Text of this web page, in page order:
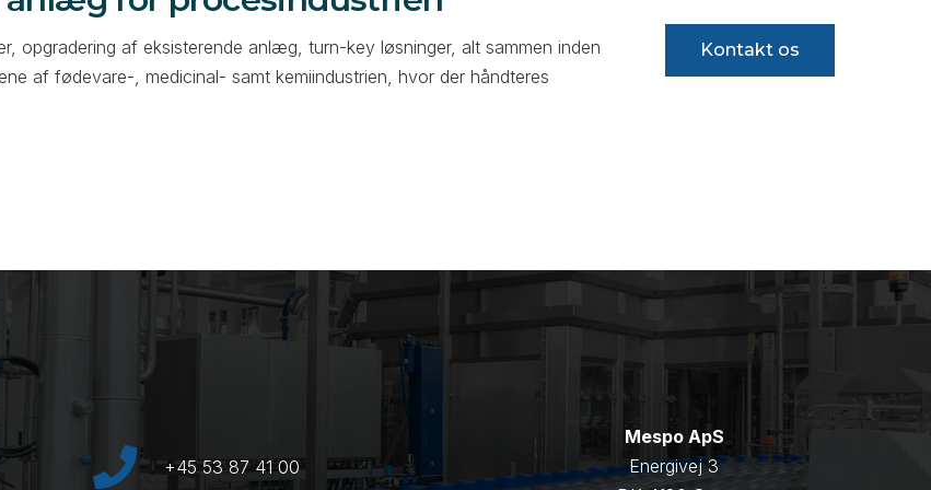
opgradering af eksisterende anlæg, turn-key løsninger, alt sammen inden
af fødevare-, medicinal- samt kemiindustrien, hvor der håndteres
Kontakt os
+45 53 87 41 00
Mespo ApS
Energivej 3